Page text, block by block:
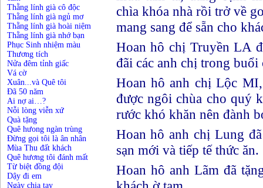
Thằng lính già cô độc
Thằng lính già ngủ mơ
Thằng lính già hoài niệm
Thằng lính già nhớ bạn
Phục Sinh nhiệm màu
Thương tích
Nửa đêm tỉnh giấc
Vá cờ
Xuân...và Quê tôi
Đã 50 năm
Ai nợ ai…?
Nỗi lòng viễn xứ
Quà tặng
Quê hưong ngàn trùng
Đừng gọi tôi là ân nhân
Mùa Thu đất khách
Quê hương tôi đánh mất
Từ biệt đồng đội
Dậy đi em
Ngày chia tay
chìa khóa nhà rồi trở về
mang sang để sẵn cho
Hoan hô chị Truyền LA
đãi các anh chị trong buổi
Hoan hô anh chị Lộc
được ngôi chùa cho quý
rước khó khăn nên đành
Hoan hô anh chị Lung
sạn mới và tiếp tế thức ăn.
Hoan hô anh Lãm đã